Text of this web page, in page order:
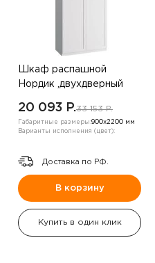
Шкаф распашной
Нордик ,двухдверный
20 093 P.33 153 P.
Габаритные размеры:900х2200 мм
Варианты исполнения (цвет):
Доставка по РФ.
В корзину
Купить в один клик